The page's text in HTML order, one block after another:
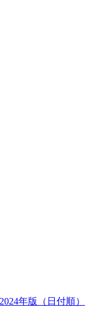
年版（日付順）